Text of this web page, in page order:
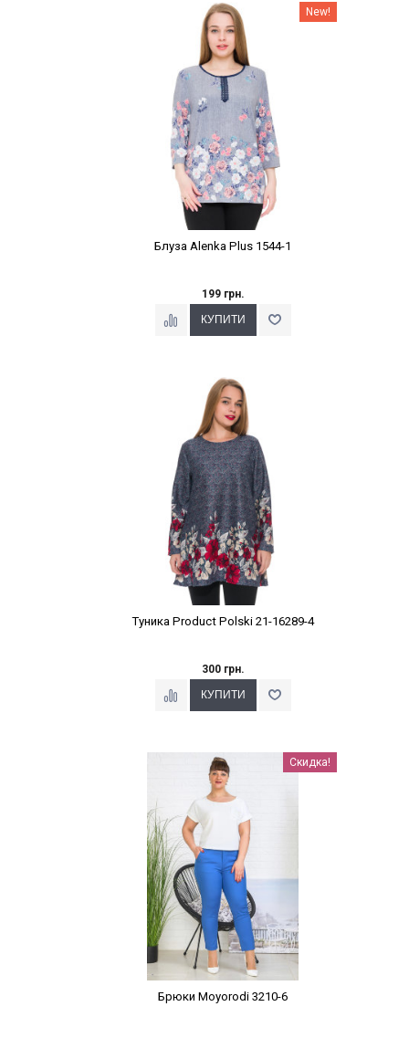
Наклейки Варіант з % New!
Блуза Alenka Plus 1544-1
199 грн.
Наклейки Варіант з %
Туника Product Polski 21-16289-4
300 грн.
Наклейки Варіант з % Скидка!
Брюки Moyorodi 3210-6